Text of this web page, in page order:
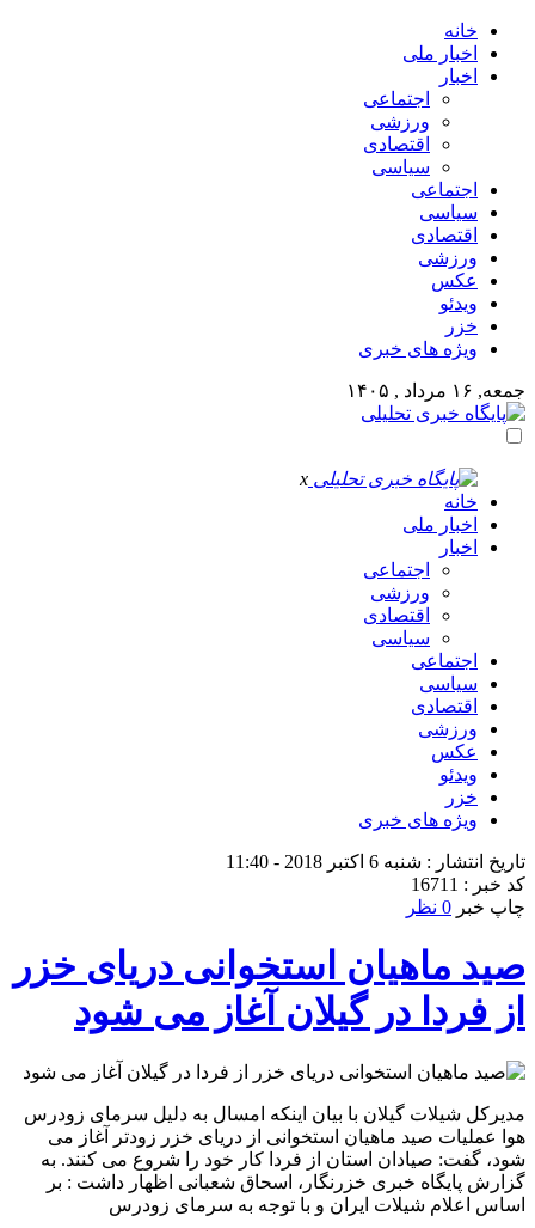
خانه
اخبار ملی
اخبار
اجتماعی
ورزشی
اقتصادی
سیاسی
اجتماعی
سیاسی
اقتصادی
ورزشی
عکس
ویدئو
خزر
ویژه های خبری
جمعه, ۱۶ مرداد , ۱۴۰۵
x
خانه
اخبار ملی
اخبار
اجتماعی
ورزشی
اقتصادی
سیاسی
اجتماعی
سیاسی
اقتصادی
ورزشی
عکس
ویدئو
خزر
ویژه های خبری
تاریخ انتشار : شنبه 6 اکتبر 2018 - 11:40
کد خبر : 16711
چاپ خبر 0 نظر
صید ماهیان استخوانی دریای خزر
از فردا در گیلان آغاز می شود
مدیرکل شیلات گیلان با بیان اینکه امسال به دلیل سرمای زودرس
هوا عملیات صید ماهیان استخوانی از دریای خزر زودتر آغاز می
شود، گفت: صیادان استان از فردا کار خود را شروع می کنند. به
گزارش پایگاه خبری خزرنگار، اسحاق شعبانی اظهار داشت : بر
اساس اعلام شیلات ایران و با توجه به سرمای زودرس